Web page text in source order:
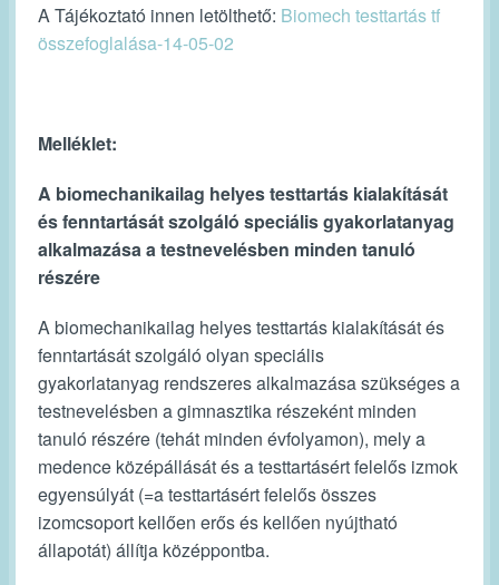
A Tájékoztató innen letölthető: Biomech testtartás tf
összefoglalása-14-05-02
Melléklet:
A biomechanikailag helyes testtartás kialakítását
és fenntartását szolgáló speciális gyakorlatanyag
alkalmazása a testnevelésben minden tanuló
részére
A biomechanikailag helyes testtartás kialakítását és
fenntartását szolgáló olyan speciális
gyakorlatanyag rendszeres alkalmazása szükséges a
testnevelésben a gimnasztika részeként minden
tanuló részére (tehát minden évfolyamon), mely a
medence középállását és a testtartásért felelős izmok
egyensúlyát (=a testtartásért felelős összes
izomcsoport kellően erős és kellően nyújtható
állapotát) állítja középpontba.